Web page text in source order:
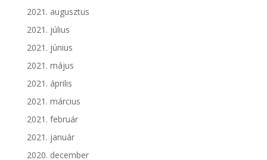
2021. augusztus
2021. július
2021. június
2021. május
2021. április
2021. március
2021. február
2021. január
2020. december